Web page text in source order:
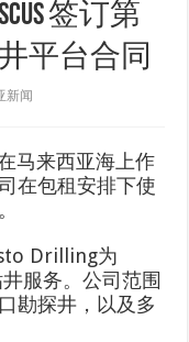
签订第
平台合同
新闻
马来西亚海上作
在包租安排下使
Drilling为
服务。公司范围
勘探井，以及多